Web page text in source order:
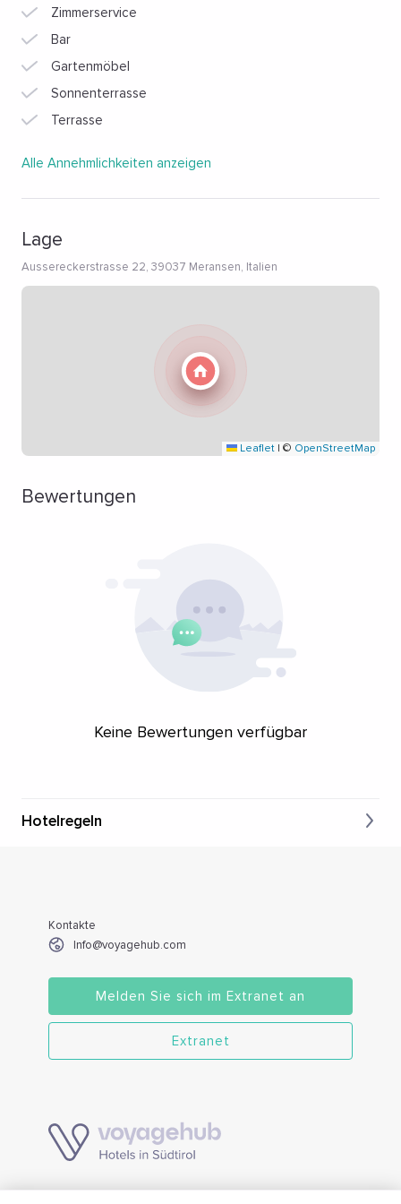
können und im Sommer viele Wanderwege direkt vor der
Tür beginnen.
Zimmerservice
Bar
Gartenmöbel
Sonnenterrasse
Terrasse
Alle Annehmlichkeiten anzeigen
Lage
Aussereckerstrasse 22, 39037 Meransen, Italien
Leaflet | © OpenStreetMap
Bewertungen
Keine Bewertungen verfügbar
Hotelregeln
Kontakte
Info@voyagehub.com
Melden Sie sich im Extranet an
Extranet